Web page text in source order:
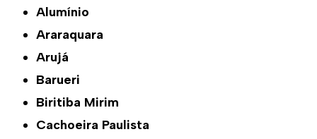
Alumínio
Araraquara
Arujá
Barueri
Biritiba Mirim
Cachoeira Paulista